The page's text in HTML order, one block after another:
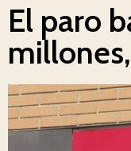
El paro